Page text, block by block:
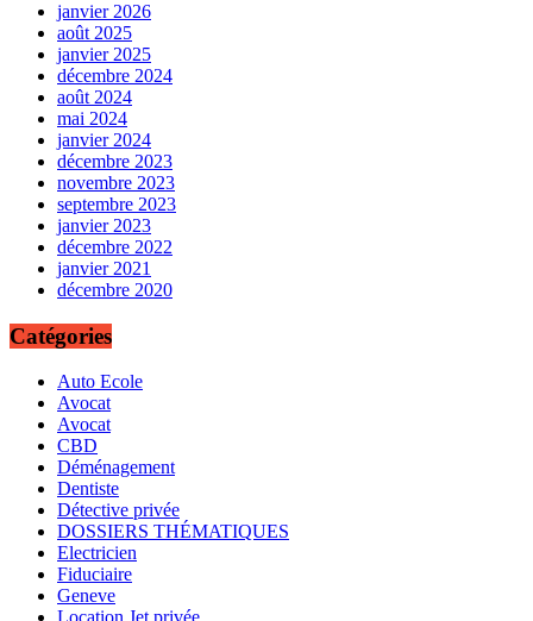
janvier 2026
août 2025
janvier 2025
décembre 2024
août 2024
mai 2024
janvier 2024
décembre 2023
novembre 2023
septembre 2023
janvier 2023
décembre 2022
janvier 2021
décembre 2020
Catégories
Auto Ecole
Avocat
Avocat
CBD
Déménagement
Dentiste
Détective privée
DOSSIERS THÉMATIQUES
Electricien
Fiduciaire
Geneve